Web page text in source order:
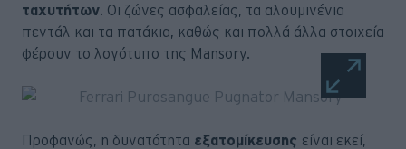
ταχυτήτων. Οι ζώνες ασφαλείας, τα αλουμινένια
πεντάλ και τα πατάκια, καθώς και πολλά άλλα στοιχεία
φέρουν το λογότυπο της Mansory.
Προφανώς, η δυνατότητα εξατομίκευσης είναι εκεί,